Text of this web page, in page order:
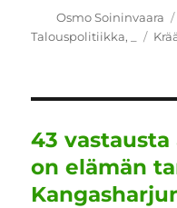
c
e
o
o
k
it
te
ai
l
Kirjoittaja
Osmo Soininvaara
Talouspolitiikka,
43
on elämän